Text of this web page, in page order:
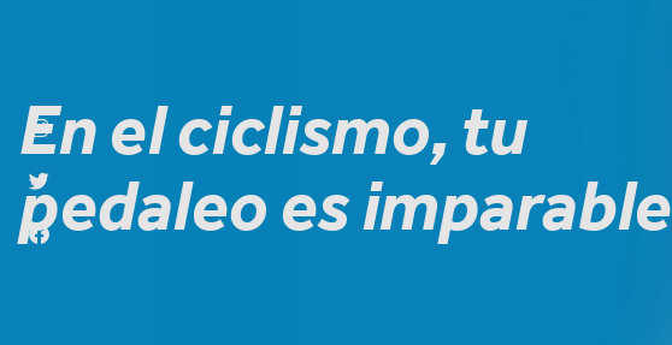
En el ciclismo, tu
pedaleo es imparable